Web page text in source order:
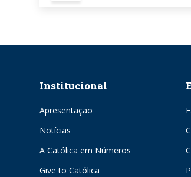
Institucional
Apresentação
Notícias
A Católica em Números
Give to Católica